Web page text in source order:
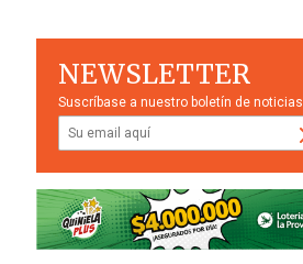
NEWSLETTER
Suscríbase a nuestro boletín de noticias